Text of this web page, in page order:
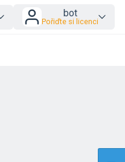
bot
Pořiďte si licenci